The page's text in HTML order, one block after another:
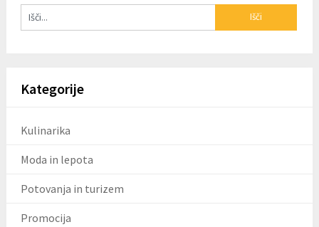
Kategorije
Kulinarika
Moda in lepota
Potovanja in turizem
Promocija